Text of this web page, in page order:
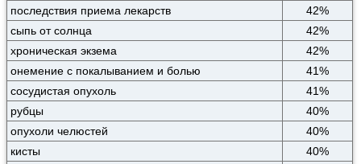
последствия приема лекарств
42%
сыпь от солнца
42%
хроническая экзема
42%
онемение с покалыванием и болью
41%
сосудистая опухоль
41%
рубцы
40%
опухоли челюстей
40%
кисты
40%